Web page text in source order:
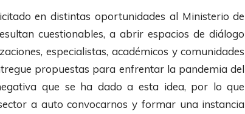
en distintas oportunidades al Ministerio de
cuestionables, a abrir espacios de diálogo
especialistas, académicos y comunidades
propuestas para enfrentar la pandemia del
que se ha dado a esta idea, por lo que
a auto convocarnos y formar una instancia